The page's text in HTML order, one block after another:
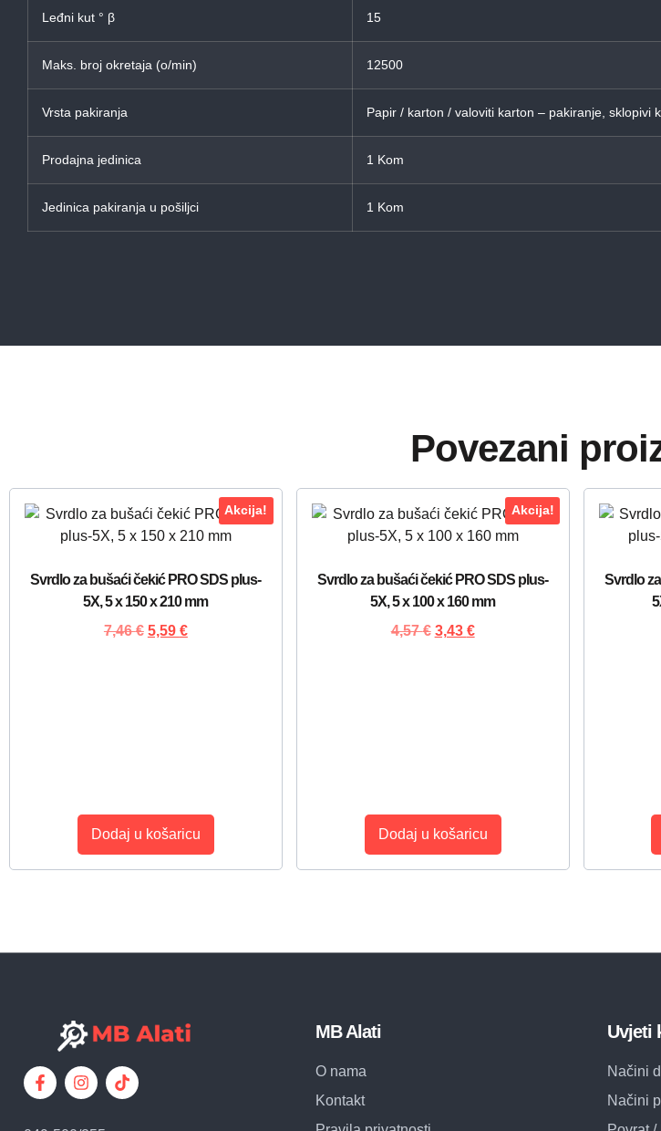
Leđni kut ° β 15
Maks. broj okretaja (o/min) 12500
Vrsta pakiranja Papir / karton / valoviti karton – pakiranje, sklopivi
Prodajna jedinica 1 Kom
Jedinica pakiranja u pošiljci 1 Kom
Povezani
Akcija!
Svrdlo za bušaći čekić PRO SDS plus-
5X, 5 x 150 x 210 mm
7,46€ 5,59 €
Dodaj u košaricu
Akcija!
Svrdlo za bušaći čekić PRO SDS plus-
5X, 5 x 100 x 160 mm
4,57€ 3,43 €
Dodaj u košaricu
Svrdlo
MB Alati
O nama
Kontakt
Uvjeti
Načini
Načini